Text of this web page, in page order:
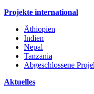
Projekte international
Äthiopien
Indien
Nepal
Tanzania
Abgeschlossene
Aktuelles